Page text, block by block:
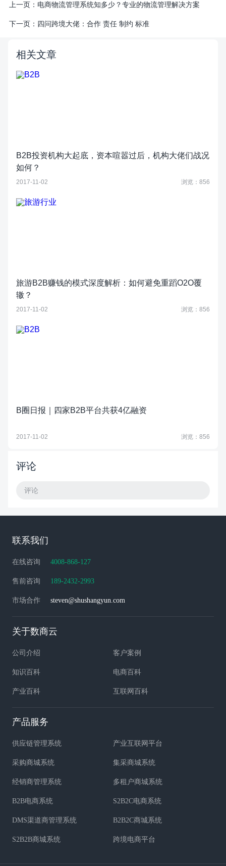
上一页： 电商物流管理系统知多少？专业的物流管理解决方案
下一页： 四问跨境大佬：合作 责任 制约 标准
相关文章
B2B投资机构大起底，资本喧嚣过后，机构大佬们战况
如何？
2017-11-02 浏览：856
旅游B2B赚钱的模式深度解析：如何避免重蹈O2O覆
辙？
2017-11-02 浏览：856
B圈日报｜四家B2B平台共获4亿融资
2017-11-02 浏览：856
评论
评论
联系我们
在线咨询 4008-868-127
售前咨询 189-2432-2993
市场合作 steven@shushangyun.com
关于数商云
公司介绍 客户案例
知识百科 电商百科
产业百科 互联网百科
产品服务
供应链管理系统 产业互联网平台
采购商城系统 集采商城系统
经销商管理系统 多租户商城系统
B2B电商系统 S2B2C电商系统
DMS渠道商管理系统 B2B2C商城系统
S2B2B商城系统 跨境电商平台